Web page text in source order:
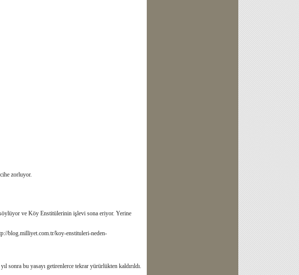
zorluyor.
ve Köy Enstitülerinin işlevi sona eriyor. Yerine
blog.milliyet.com.tr/koy-enstituleri-neden-
bu yasayı getirenlerce tekrar yürürlükten kaldırıldı.